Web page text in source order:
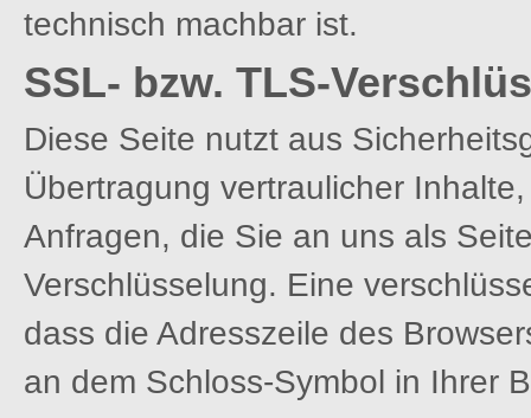
technisch machbar ist.
SSL- bzw. TLS-
Diese Seite nutzt aus
Übertragung vertraulicher
Anfragen, die Sie an uns als
Verschlüsselung. Eine
dass die Adresszeile des
an dem Schloss-Symbol in Ihrer